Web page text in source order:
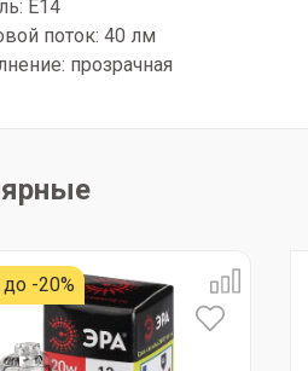
E14
поток: 40 лм
прозрачная
-20%